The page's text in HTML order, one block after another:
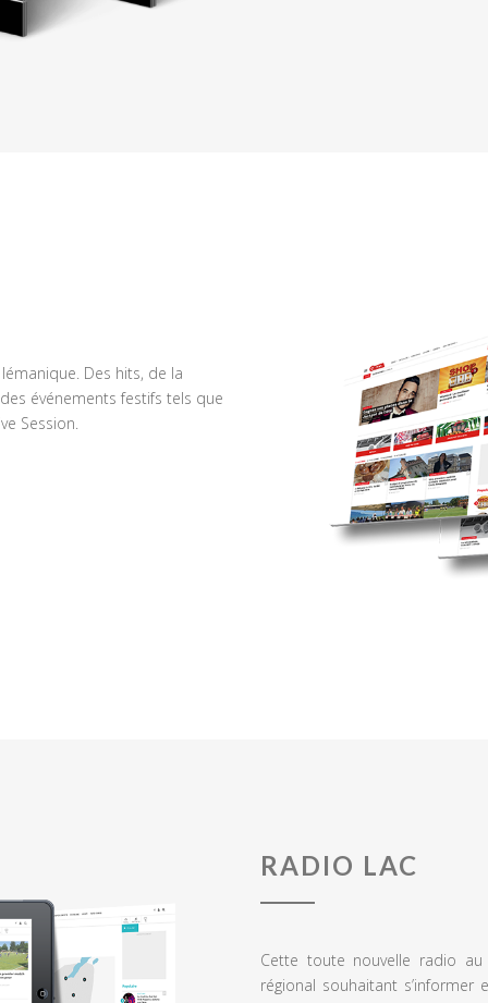
Des hits, de la
événements festifs tels que
Session.
RADIO LAC
Cette toute nouvelle radio
régional souhaitant